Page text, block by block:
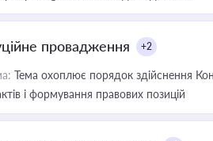
провадження +2
Тема охоплює порядок здійснення
і формування правових позицій